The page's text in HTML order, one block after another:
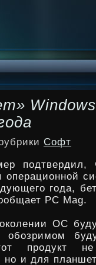
Софт
подтвердил,
операционной
года,
PC Mag.
ОС
продукт
но и для